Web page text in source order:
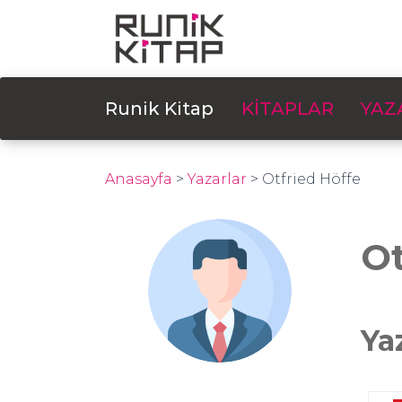
Runik Kitap KİTAPLAR
Anasayfa >Yazarlar > Otfried Höffe